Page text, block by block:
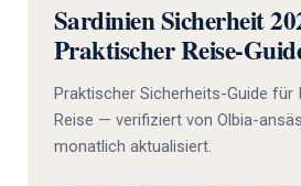
Sardinien Sicherheit
Praktischer Reise-
Praktischer Sicherheits-Guide für
Reise — verifiziert von Olbia-
monatlich aktualisiert.